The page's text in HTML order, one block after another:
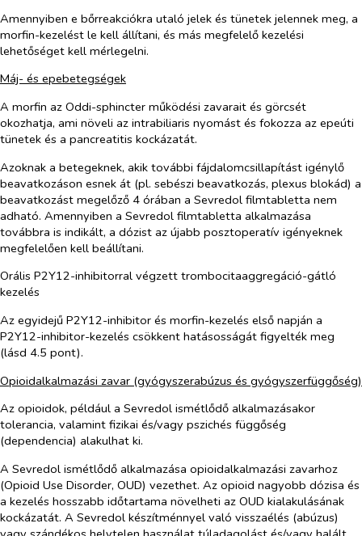
Amennyiben e bőrreakciókra utaló jelek és tünetek jelennek meg, a
morfin-kezelést le kell állítani, és más megfelelő kezelési
lehetőséget kell mérlegelni.
Máj- és epebetegségek
A morfin az Oddi-sphincter működési zavarait és görcsét
okozhatja, ami növeli az intrabiliaris nyomást és fokozza az epeúti
tünetek és a pancreatitis kockázatát.
Azoknak a betegeknek, akik további fájdalomcsillapítást igénylő
beavatkozáson esnek át (pl. sebészi beavatkozás, plexus blokád) a
beavatkozást megelőző 4 órában a Sevredol filmtabletta nem
adható. Amennyiben a Sevredol filmtabletta alkalmazása
továbbra is indikált, a dózist az újabb posztoperatív igényeknek
megfelelően kell beállítani.
Orális P2Y12-inhibitorral végzett trombocitaaggregáció-gátló
kezelés
Az egyidejű P2Y12-inhibitor és morfin-kezelés első napján a
P2Y12-inhibitor-kezelés csökkent hatásosságát figyelték meg
(lásd 4.5 pont).
Opioidalkalmazási zavar (gyógyszerabúzus és gyógyszerfüggőség)
Az opioidok, például a Sevredol ismétlődő alkalmazásakor
tolerancia, valamint fizikai és/vagy pszichés függőség
(dependencia) alakulhat ki.
A Sevredol ismétlődő alkalmazása opioidalkalmazási zavarhoz
(Opioid Use Disorder, OUD) vezethet. Az opioid nagyobb dózisa és
a kezelés hosszabb időtartama növelheti az OUD kialakulásának
kockázatát. A Sevredol készítménnyel való visszaélés (abúzus)